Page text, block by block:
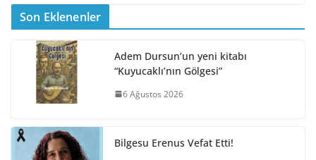
Son Eklenenler
Adem Dursun’un yeni kitabı
“Kuyucaklı’nın Gölgesi”
6 Ağustos 2026
Bilgesu Erenus Vefat Etti!